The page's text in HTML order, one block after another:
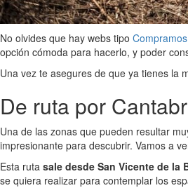
No olvides que hay webs tipo
opción cómoda para hacerlo, y poder
Una vez te asegures de que ya tienes la
De ruta por
Una de las zonas que pueden resultar
impresionante para descubrir. Vamos a
Esta ruta sale desde San Vicente de la
se quiera realizar para contemplar los